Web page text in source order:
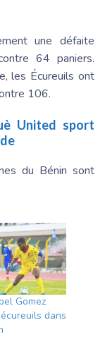
une défaite
64 paniers.
les Écureuils ont
106.
United sport
du Bénin sont
Gomez
dans